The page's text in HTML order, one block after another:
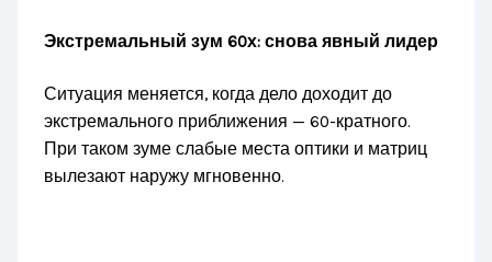
Экстремальный зум 60х: снова явный лидер
Ситуация меняется, когда дело доходит до
экстремального приближения — 60-кратного.
При таком зуме слабые места оптики и матриц
вылезают наружу мгновенно.